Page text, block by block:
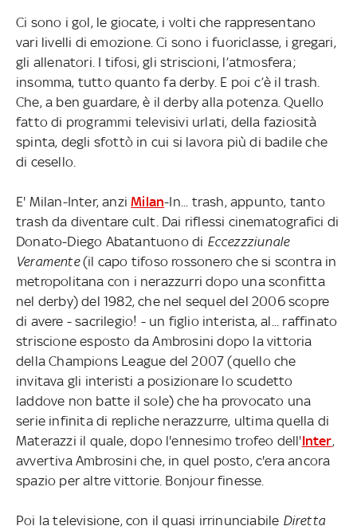
Ci sono i gol, le giocate, i volti che rappresentano
vari livelli di emozione. Ci sono i fuoriclasse, i gregari,
gli allenatori. I tifosi, gli striscioni, l’atmosfera;
insomma, tutto quanto fa derby. E poi c’è il trash.
Che, a ben guardare, è il derby alla potenza. Quello
fatto di programmi televisivi urlati, della faziosità
spinta, degli sfottò in cui si lavora più di badile che
di cesello.
E' Milan-Inter, anziMilan-In... trash, appunto, tanto
trash da diventare cult. Dai riflessi cinematografici di
Donato-Diego Abatantuono di Eccezzziunale
Veramente(il capo tifoso rossonero che si scontra in
metropolitana con i nerazzurri dopo una sconfitta
nel derby) del 1982, che nel sequel del 2006 scopre
di avere - sacrilegio! - un figlio interista, al... raffinato
striscione esposto da Ambrosini dopo la vittoria
della Champions League del 2007 (quello che
invitava gli interisti a posizionare lo scudetto
laddove non batte il sole) che ha provocato una
serie infinita di repliche nerazzurre, ultima quella di
Materazzi il quale, dopo l'ennesimo trofeo dell'Inter,
avvertiva Ambrosini che, in quel posto, c'era ancora
spazio per altre vittorie. Bonjour finesse.
Poi la televisione, con il quasi irrinunciabile Diretta